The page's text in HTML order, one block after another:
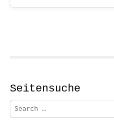
Seitensuche
S
e